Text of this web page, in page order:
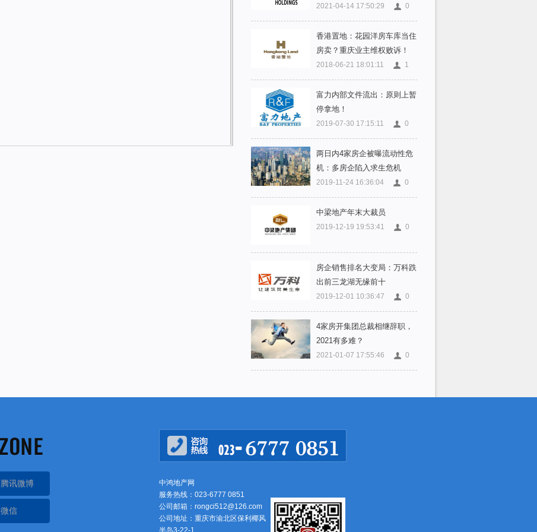
2021-04-14 17:50:29 0
香港置地：花园洋房车库当住
房卖？重庆业主维权败诉！
2018-06-21 18:01:11 1
富力内部文件流出：原则上暂
停拿地！
2019-07-30 17:15:11 0
两日内4家房企被曝流动性危
机：多房企陷入求生危机
2019-11-24 16:36:04 0
中梁地产年末大裁员
2019-12-19 19:53:41 0
房企销售排名大变局：万科跌
出前三龙湖无缘前十
2019-12-01 10:36:47 0
4家房开集团总裁相继辞职，
2021有多难？
2021-01-07 17:55:46 0
腾讯微博
微信
中鸿地产网
服务热线：023-6777 0851
公司邮箱：rongci512@126.com
公司地址：重庆市渝北区保利椰风
半岛3-22-1